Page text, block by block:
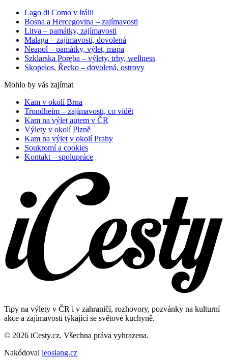
Lago di Como v Itálii
Bosna a Hercegovina – zajímavosti
Litva – památky, zajímavosti
Malaga – zajímavosti, dovolená
Neapol – památky, výlet, mapa
Szklarska Poręba – výlety, trhy, wellness
Skopelos, Řecko – dovolená, ostrovy
Mohlo by vás zajímat
Kam v okolí Brna
Trondheim – zajímavosti, co vidět
Kam na výlet autem v ČR
Výlety v okolí Plzně
Kam na výlet v okolí Prahy
Soukromí a cookies
Kontakt – spolupráce
Tipy na výlety v ČR i v zahraničí, rozhovory, pozvánky na kulturní
akce a zajímavosti týkající se světové kuchyně.
© 2026 iCesty.cz. Všechna práva vyhrazena.
Nakódoval leoslang.cz